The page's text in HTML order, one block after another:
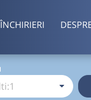
ÎNCHIRIERI